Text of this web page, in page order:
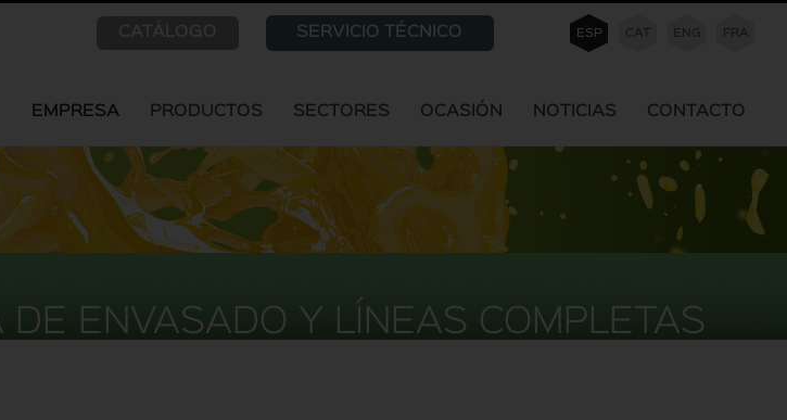
SERVICIO TÉCNICO ESP CAT ENG FRA
EMPRESA PRODUCTOS SECTORES OCASIÓN NOTICIAS CONTACTO
ENVASADO Y LÍNEAS COMPLETAS